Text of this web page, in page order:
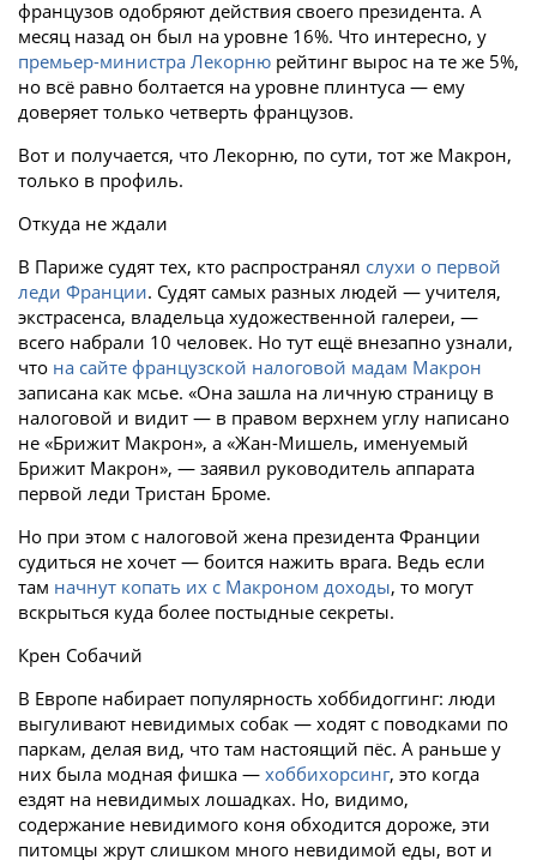
французов одобряют действия своего президента. А
месяц назад он был на уровне 16%. Что интересно, у
премьер-министра Лекорню рейтинг вырос на те же 5%,
но всё равно болтается на уровне плинтуса — ему
доверяет только четверть французов.
Вот и получается, что Лекорню, по сути, тот же Макрон,
только в профиль.
Откуда не ждали
В Париже судят тех, кто распространял слухи о первой
леди Франции. Судят самых разных людей — учителя,
экстрасенса, владельца художественной галереи, —
всего набрали 10 человек. Но тут ещё внезапно узнали,
что на сайте французской налоговой мадам Макрон
записана как мсье. «Она зашла на личную страницу в
налоговой и видит — в правом верхнем углу написано
не «Брижит Макрон», а «Жан-Мишель, именуемый
Брижит Макрон», — заявил руководитель аппарата
первой леди Тристан Броме.
Но при этом с налоговой жена президента Франции
судиться не хочет — боится нажить врага. Ведь если
там начнут копать их с Макроном доходы, то могут
вскрыться куда более постыдные секреты.
Крен Собачий
В Европе набирает популярность хоббидоггинг: люди
выгуливают невидимых собак — ходят с поводками по
паркам, делая вид, что там настоящий пёс. А раньше у
них была модная фишка — хоббихорсинг, это когда
ездят на невидимых лошадках. Но, видимо,
содержание невидимого коня обходится дороже, эти
питомцы жрут слишком много невидимой еды, вот и